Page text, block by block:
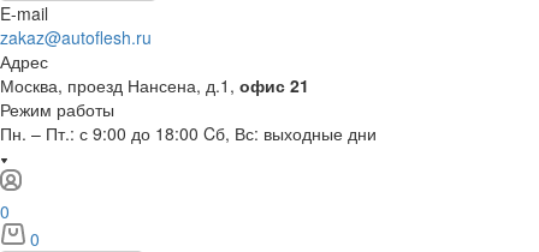
E-mail
zakaz@autoflesh.ru
Адрес
Москва, проезд Нансена, д.1, офис 21
Режим работы
Пн. – Пт.: с 9:00 до 18:00 Cб, Вс: выходные дни
0
0